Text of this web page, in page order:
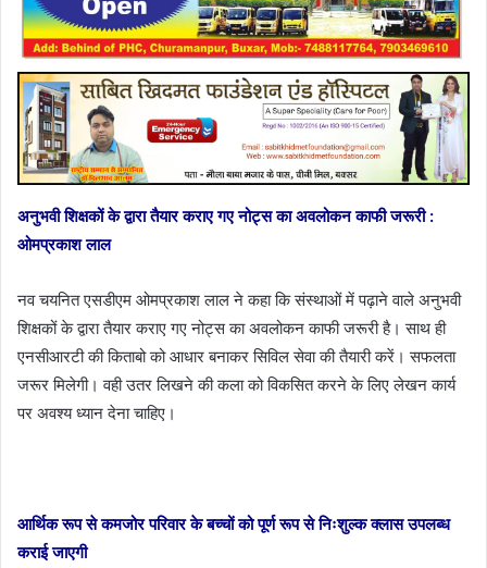
अनुभवी शिक्षकों के द्वारा तैयार कराए गए नोट्स का अवलोकन काफी जरूरी :
ओमप्रकाश लाल
नव चयनित एसडीएम ओमप्रकाश लाल ने कहा कि संस्थाओं में पढ़ाने वाले अनुभवी
शिक्षकों के द्वारा तैयार कराए गए नोट्स का अवलोकन काफी जरूरी है। साथ ही
एनसीआरटी की किताबो को आधार बनाकर सिविल सेवा की तैयारी करें। सफलता
जरूर मिलेगी। वही उतर लिखने की कला को विकसित करने के लिए लेखन कार्य
पर अवश्य ध्यान देना चाहिए।
आर्थिक रूप से कमजोर परिवार के बच्चों को पूर्ण रूप से निःशुल्क क्लास उपलब्ध
कराई जाएगी